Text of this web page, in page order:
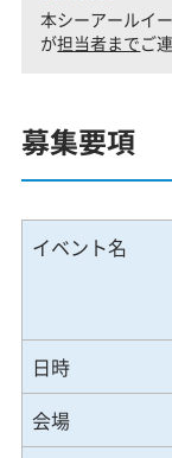
本シーアールイ
が担当者までご
募集要項
イベント名
日時
会場